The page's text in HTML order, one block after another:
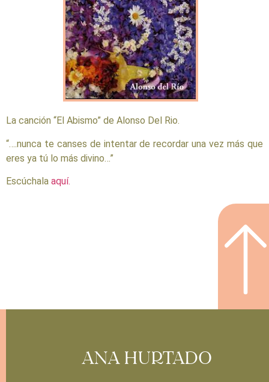
La canción “El Abismo” de Alonso Del Rio.
“….nunca te canses de intentar de recordar una vez más que
eres ya tú lo más divino…”
Escúchala aquí.
ANA HURTADO